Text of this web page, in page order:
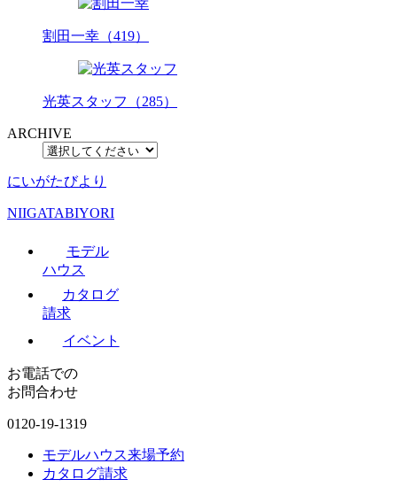
割田一幸（419）
光英スタッフ（285）
ARCHIVE
にいがたびより
NIIGATABIYORI
モデル
ハウス
カタログ
請求
イベント
お電話での
お問合わせ
0120-19-1319
モデルハウス来場予約
カタログ請求